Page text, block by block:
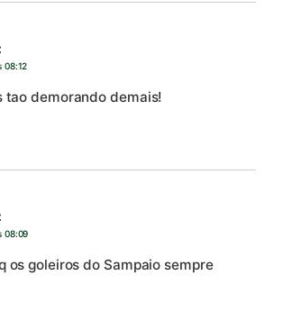
08:12
tao demorando demais!
08:09
os goleiros do Sampaio sempre